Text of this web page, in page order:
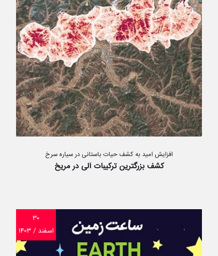
افزایش امید به کشف حیات باستانی در سیاره سرخ
کشف بزرگترین ترکیبات آلی در مریخ
۳۰
اسفند / ۱۴۰۳